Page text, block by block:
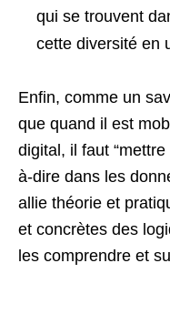
qui se trouvent
cette diversité en
Enfin, comme un
que quand il est
digital, il faut
à-dire dans les
allie théorie et
et concrètes des
les comprendre et